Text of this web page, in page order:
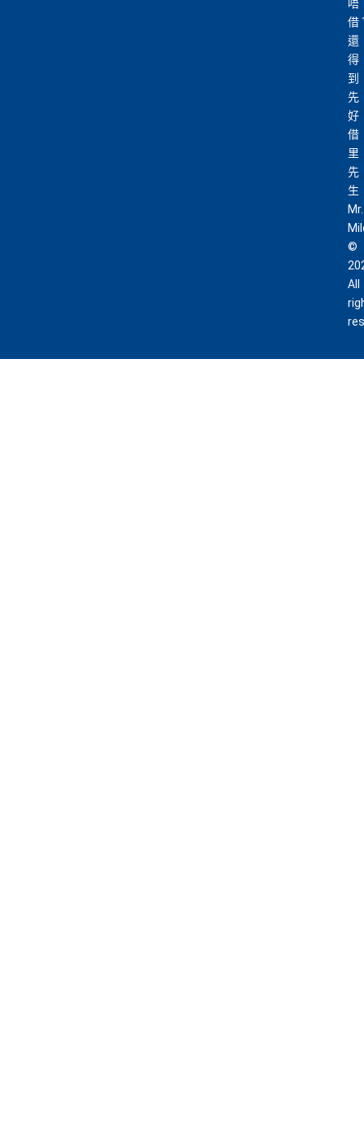
唔
借
還
得
到
先
好
借
里
先
生
Mr.
©
All